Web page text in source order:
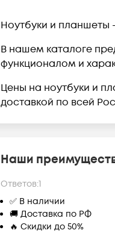
Ноутбуки и
В нашем каталоге
функционалом и
Цены на ноутбуки и
доставкой по всей
Наши
Ответов:1
✅ В наличии
🚚 Доставка по РФ
🔥 Скидки до 50%